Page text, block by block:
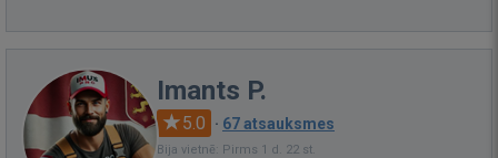
Imants P.
5.0 · 67 atsauksmes
Bija vietnē: Pirms 1 d. 22 st.